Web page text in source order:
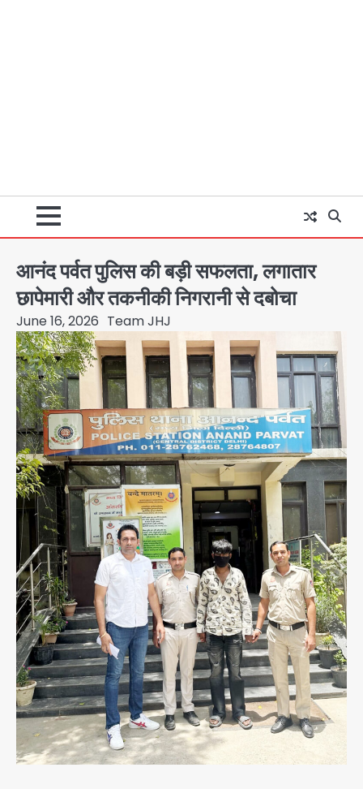
आनंद पर्वत पुलिस की बड़ी सफलता, लगातार
छापेमारी और तकनीकी निगरानी से दबोचा
June 16, 2026 Team JHJ